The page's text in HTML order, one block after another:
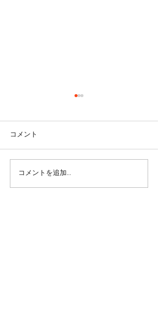
リバウンドを避けるに
は・・・
コメント
コメントを追加…